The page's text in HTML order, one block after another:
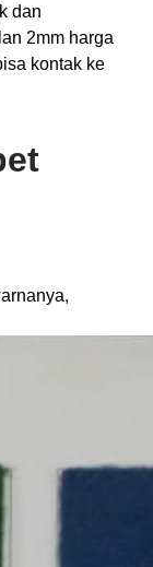
dan
2mm harga
kontak ke